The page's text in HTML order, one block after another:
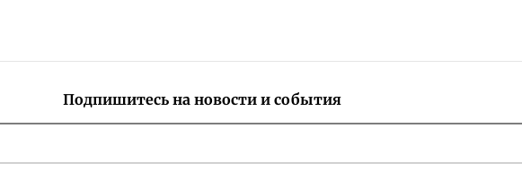
Подпишитесь на новости и события